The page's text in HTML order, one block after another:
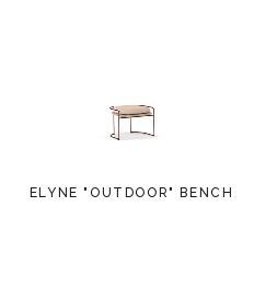
ELYNE "OUTDOOR" BENCH